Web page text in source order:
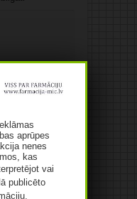
aprūpes
nenes
kas
vai
publicēto